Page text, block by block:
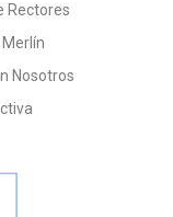
Rectores
Merlín
Nosotros